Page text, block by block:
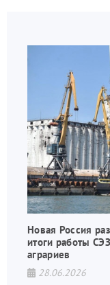
Новая Россия
итоги работы
аграриев
28.06.2026